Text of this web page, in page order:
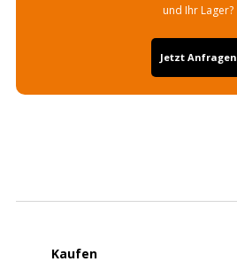
und Ihr Lager?
Jetzt Anfragen
Kaufen